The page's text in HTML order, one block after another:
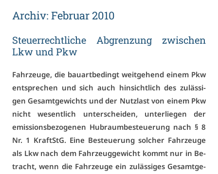
Ar­chiv: Fe­bru­ar 2010
Steu­er­recht­li­che Ab­gren­zung zwi­schen
Lkw und Pkw
Fahr­zeu­ge, die bau­art­be­dingt weit­ge­hend ei­nem Pkw
ent­spre­chen und sich auch hin­sicht­lich des zu­läs­si­
gen Ge­samt­ge­wichts und der Nutz­last von ei­nem Pkw
nicht we­sent­lich un­ter­schei­den, un­ter­lie­gen der
emis­si­ons­be­zo­ge­nen Hub­raum­be­steue­rung nach § 8
Nr. 1 Kraft­StG. Ei­ne Be­steue­rung sol­cher Fahr­zeu­ge
als Lkw nach dem Fahr­zeug­ge­wicht kommt nur in Be­
tracht, wenn die Fahr­zeu­ge ein zu­läs­si­ges Ge­samt­ge­